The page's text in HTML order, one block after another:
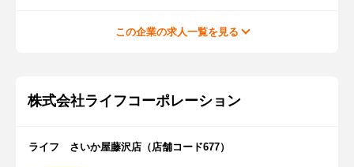
この企業の求人一覧を見る
株式会社ライフコーポレーション
ライフ さいか屋藤沢店（店舗コード677）